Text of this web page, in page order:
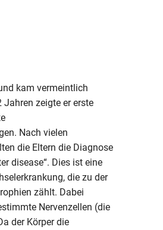
kam vermeintlich
zeigte er erste
Nach vielen
die Eltern die Diagnose
disease“. Dies ist eine
die zu der
zählt. Dabei
Nervenzellen (die
der Körper die